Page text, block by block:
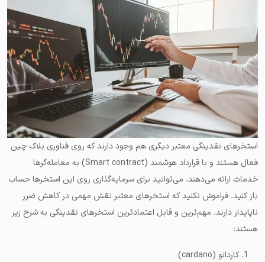
استخرهای نقدینگی معتبر دیگری هم وجود دارند که روی فناوری بلاک چین
فعال هستند و با قرارداد هوشمند (Smart contract) به معامله‌گرها
خدمات ارائه می‌دهند. می‌توانید برای سرمایه‌گذاری روی این استخرها حساب
باز کنید. فراموش نکنید که استخرهای معتبر نقش مهمی در کاهش ضرر
ناپایدار دارند. مهم‌ترین و قابل اعتمادترین استخرهای نقدینگی به شرح زیر
هستند:
کاردانو (cardano)